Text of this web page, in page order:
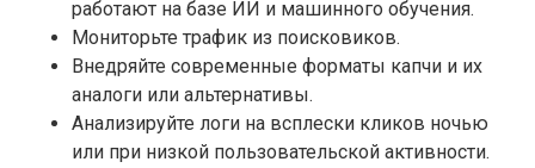
работают на базе ИИ и машинного обучения.
Мониторьте трафик из поисковиков.​
Внедряйте современные форматы капчи и их
аналоги или альтернативы.
Анализируйте логи на всплески кликов ночью
или при низкой пользовательской активности.​